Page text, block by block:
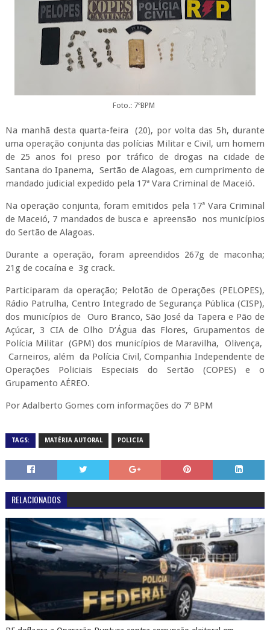
Foto.: 7ºBPM
Na manhã desta quarta-feira (20), por volta das 5h, durante
uma operação conjunta das polícias Militar e Civil, um homem
de 25 anos foi preso por tráfico de drogas na cidade de
Santana do Ipanema, Sertão de Alagoas, em cumprimento de
mandado judicial expedido pela 17ª Vara Criminal de Maceió.
Na operação conjunta, foram emitidos pela 17ª Vara Criminal
de Maceió, 7 mandados de busca e apreensão nos municípios
do Sertão de Alagoas.
Durante a operação, foram apreendidos 267g de maconha;
21g de cocaína e 3g crack.
Participaram da operação; Pelotão de Operações (PELOPES),
Rádio Patrulha, Centro Integrado de Segurança Pública (CISP),
dos municípios de Ouro Branco, São José da Tapera e Pão de
Açúcar, 3 CIA de Olho D’Água das Flores, Grupamentos de
Polícia Militar (GPM) dos municípios de Maravilha, Olivença,
Carneiros, além da Polícia Civil, Companhia Independente de
Operações Policiais Especiais do Sertão (COPES) e o
Grupamento AÉREO.
Por Adalberto Gomes com informações do 7º BPM
TAGS: MATÉRIA AUTORAL POLICIA
RELACIONADOS